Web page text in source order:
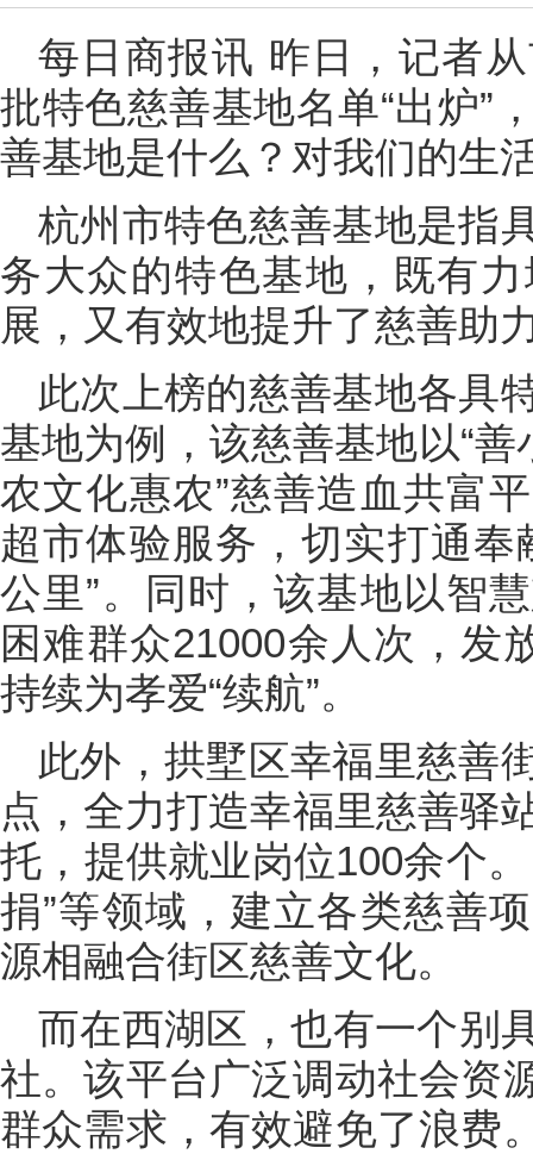
每日商报讯 昨日，记者
批特色慈善基地名单“出炉”
善基地是什么？对我们的生
杭州市特色慈善基地是指
务大众的特色基地，既有
展，又有效地提升了慈善助
此次上榜的慈善基地各具
基地为例，该慈善基地以“
农文化惠农”慈善造血共富
超市体验服务，切实打通
公里”。同时，该基地以智
困难群众21000余人次，发
持续为孝爱“续航”。
此外，拱墅区幸福里慈善
点，全力打造幸福里慈善驿
托，提供就业岗位100余个
捐”等领域，建立各类慈善
源相融合街区慈善文化。
而在西湖区，也有一个
社。该平台广泛调动社会资
群众需求，有效避免了浪费